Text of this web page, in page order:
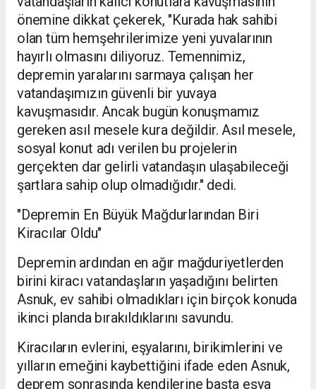
önemine dikkat çekerek, "Kurada hak sahibi
olan tüm hemşehrilerimize yeni yuvalarının
hayırlı olmasını diliyoruz. Temennimiz,
depremin yaralarını sarmaya çalışan her
vatandaşımızın güvenli bir yuvaya
kavuşmasıdır. Ancak bugün konuşmamız
gereken asıl mesele kura değildir. Asıl mesele,
sosyal konut adı verilen bu projelerin
gerçekten dar gelirli vatandaşın ulaşabileceği
şartlara sahip olup olmadığıdır." dedi.
"Depremin En Büyük Mağdurlarından Biri
Kiracılar Oldu"
Depremin ardından en ağır mağduriyetlerden
birini kiracı vatandaşların yaşadığını belirten
Asnuk, ev sahibi olmadıkları için birçok konuda
ikinci planda bırakıldıklarını savundu.
Kiracıların evlerini, eşyalarını, birikimlerini ve
yılların emeğini kaybettiğini ifade eden Asnuk,
deprem sonrasında kendilerine başta eşya